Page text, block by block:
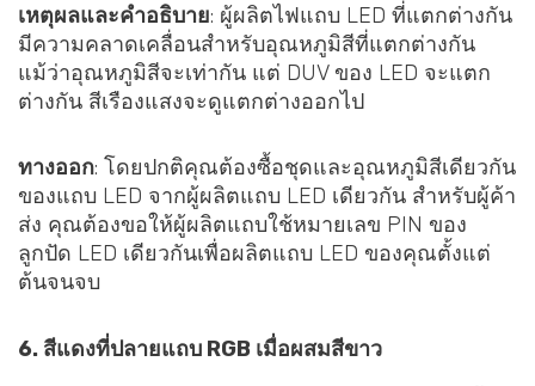
เหตุผลและคำอธิบาย: ผู้ผลิตไฟแถบ LED ที่แตกต่างกัน
มีความคลาดเคลื่อนสำหรับอุณหภูมิสีที่แตกต่างกัน
แม้ว่าอุณหภูมิสีจะเท่ากัน แต่ DUV ของ LED จะแตก
ต่างกัน สีเรืองแสงจะดูแตกต่างออกไป
ทางออก: โดยปกติคุณต้องซื้อชุดและอุณหภูมิสีเดียวกัน
ของแถบ LED จากผู้ผลิตแถบ LED เดียวกัน สำหรับผู้ค้า
ส่ง คุณต้องขอให้ผู้ผลิตแถบใช้หมายเลข PIN ของ
ลูกปัด LED เดียวกันเพื่อผลิตแถบ LED ของคุณตั้งแต่
ต้นจนจบ
6. สีแดงที่ปลายแถบ RGB เมื่อผสมสีขาว